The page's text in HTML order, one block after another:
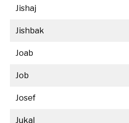
Jishaj
Jishbak
Joab
Job
Josef
Jukal